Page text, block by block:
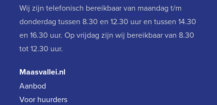
Wij zijn telefonisch bereikbaar van maandag t/m
donderdag tussen 8.30 en 12.30 uur en tussen 14.30
en 16.30 uur. Op vrijdag zijn wij bereikbaar van 8.30
tot 12.30 uur.
Maasvallei.nl
Aanbod
Voor huurders